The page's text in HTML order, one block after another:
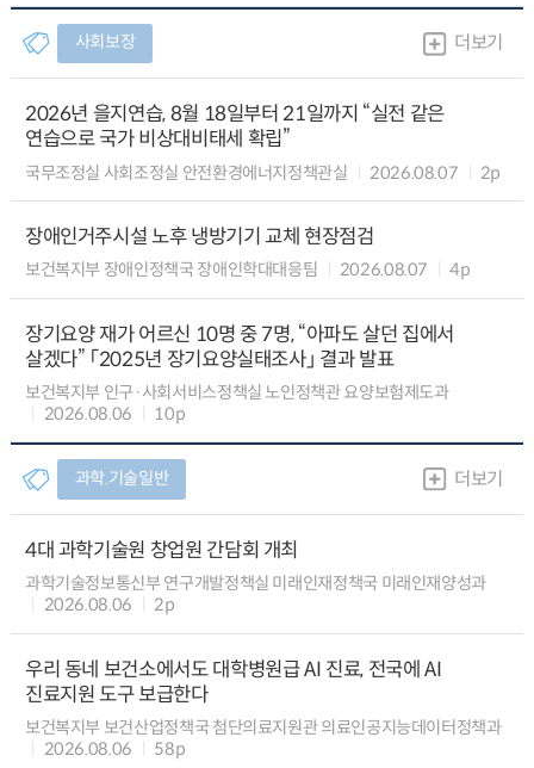
사회보장 더보기
2026년 을지연습, 8월 18일부터 21일까지 “실전 같은
연습으로 국가 비상대비태세 확립”
국무조정실 사회조정실 안전환경에너지정책관실 2026.08.07 2p
장애인거주시설 노후 냉방기기 교체 현장점검
보건복지부 장애인정책국 장애인학대대응팀 2026.08.07 4p
장기요양 재가 어르신 10명 중 7명, “아파도 살던 집에서
살겠다” 「2025년 장기요양실태조사」 결과 발표
보건복지부 인구·사회서비스정책실 노인정책관 요양보험제도과
2026.08.06
10p
과학.기술일반 더보기
4대 과학기술원 창업원 간담회 개최
과학기술정보통신부 연구개발정책실 미래인재정책국 미래인재양성과
2026.08.06
2p
우리 동네 보건소에서도 대학병원급 AI 진료, 전국에 AI
진료지원 도구 보급한다
보건복지부 보건산업정책국 첨단의료지원관 의료인공지능데이터정책과
2026.08.06
58p